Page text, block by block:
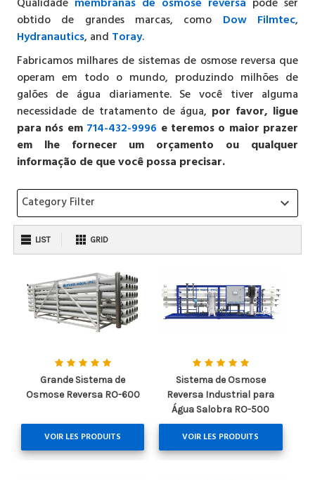
obtido de grandes marcas, como Dow Filmtec,
Hydranautics, and Toray.
Fabricamos milhares de sistemas de osmose reversa que
operam em todo o mundo, produzindo milhões de
galões de água diariamente. Se você tiver alguma
necessidade de tratamento de água, por favor, ligue
para nós em 714-432-9996 e teremos o maior prazer
em lhe fornecer um orçamento ou qualquer
informação de que você possa precisar.
Category Filter keyboard_arrow_down
LIST GRID
Grande Sistema de
Osmose Reversa RO-600
VOIR LES PRODUITS
Sistema de Osmose
Reversa Industrial para
Água Salobra RO-500
VOIR LES PRODUITS